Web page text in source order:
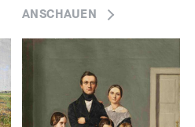
ANSCHAUEN